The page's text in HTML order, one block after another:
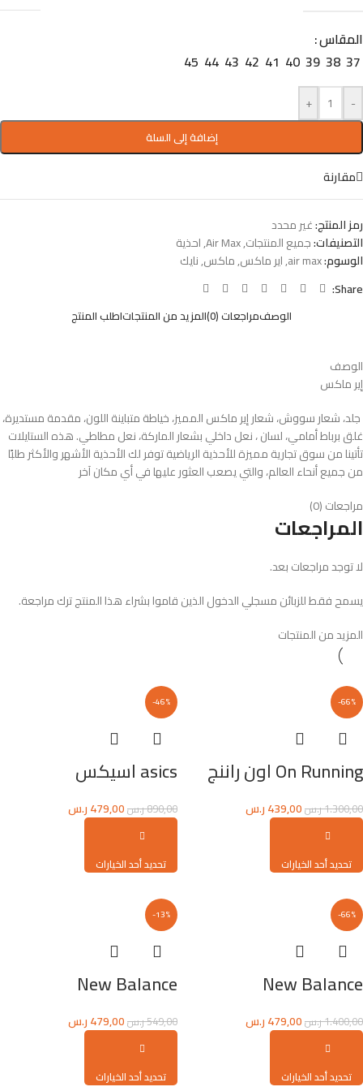
المقاس
37
38
39
40
41
42
43
44
45
-
+
إضافة إلى السلة
مقارنة
رمز المنتج:غير محدد
التصنيفات:جميع المنتجات,
Air Max
,احذية
الوسوم:air max
,اير ماكس,ماكس,نايك
Share:
الوصفمراجعات (0) المزيد من المنتجاتاطلب المنتج
الوصف
إير ماكس
جلد، شعار سووش، شعار إير ماكس المميز، خياطة متباينة اللون، مقدمة مستديرة،
غلق برباط أمامي، لسان ، نعل داخلي بشعار الماركة، نعل مطاطي. هذه الستايلات
تأتينا من سوق تجارية مميزة للأحذية الرياضية توفر لك الأحذية الأشهر والأكثر طلبًا
من جميع أنحاء العالم، والتي يصعب العثور عليها في أي مكان آخر
مراجعات (0)
المراجعات
لا توجد مراجعات بعد.
يسمح فقط للزبائن مسجلي الدخول الذين قاموا بشراء هذا المنتج ترك مراجعة.
المزيد من المنتجات
-66%
On Running اون راننج
1.300,00ر.س439,00ر.س
تحديد أحد الخيارات
-46%
asics اسيكس
890,00ر.س479,00ر.س
تحديد أحد الخيارات
-66%
New Balance
1.400,00ر.س479,00ر.س
تحديد أحد الخيارات
-13%
New Balance
549,00ر.س479,00ر.س
تحديد أحد الخيارات